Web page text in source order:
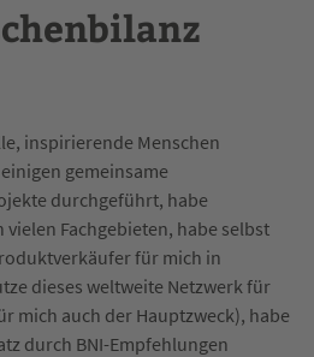
inspirierende Menschen
gemeinsame
durchgeführt, habe
Fachgebieten, habe selbst
für mich in
dieses weltweite Netzwerk für
mich auch der Hauptzweck), habe
durch BNI-Empfehlungen